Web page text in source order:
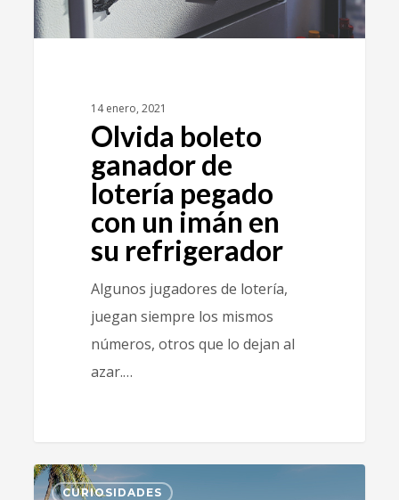
14 enero, 2021
Olvida boleto
ganador de
lotería pegado
con un imán en
su refrigerador
Algunos jugadores de lotería,
juegan siempre los mismos
números, otros que lo dejan al
azar.…
CURIOSIDADES 3